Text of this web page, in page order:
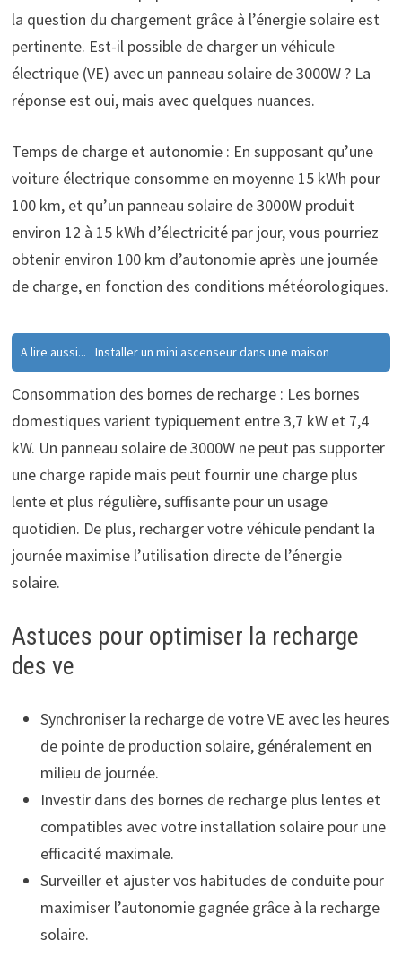
la question du chargement grâce à l’énergie solaire est
pertinente. Est-il possible de charger un véhicule
électrique (VE) avec un panneau solaire de 3000W ? La
réponse est oui, mais avec quelques nuances.
Temps de charge et autonomie : En supposant qu’une
voiture électrique consomme en moyenne 15 kWh pour
100 km, et qu’un panneau solaire de 3000W produit
environ 12 à 15 kWh d’électricité par jour, vous pourriez
obtenir environ 100 km d’autonomie après une journée
de charge, en fonction des conditions météorologiques.
A lire aussi... Installer un mini ascenseur dans une maison
Consommation des bornes de recharge : Les bornes
domestiques varient typiquement entre 3,7 kW et 7,4
kW. Un panneau solaire de 3000W ne peut pas supporter
une charge rapide mais peut fournir une charge plus
lente et plus régulière, suffisante pour un usage
quotidien. De plus, recharger votre véhicule pendant la
journée maximise l’utilisation directe de l’énergie
solaire.
Astuces pour optimiser la recharge
des ve
Synchroniser la recharge de votre VE avec les heures
de pointe de production solaire, généralement en
milieu de journée.
Investir dans des bornes de recharge plus lentes et
compatibles avec votre installation solaire pour une
efficacité maximale.
Surveiller et ajuster vos habitudes de conduite pour
maximiser l’autonomie gagnée grâce à la recharge
solaire.